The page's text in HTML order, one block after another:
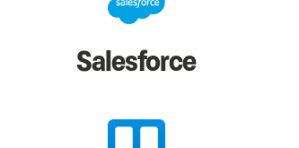
Salesforce